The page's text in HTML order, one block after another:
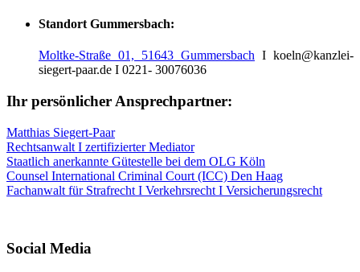
Standort Gummersbach:
Moltke-Straße 01, 51643 Gummersbach I koeln@kanzlei-
siegert-paar.de I 0221- 30076036
Ihr persönlicher Ansprechpartner:
Matthias Siegert-Paar
Rechtsanwalt I zertifizierter Mediator
Staatlich anerkannte Gütestelle bei dem OLG Köln
Counsel International Criminal Court (ICC) Den Haag
Fachanwalt für Strafrecht I Verkehrsrecht I Versicherungsrecht
Social Media